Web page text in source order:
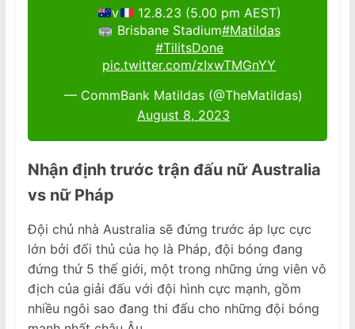
v
12.8.23 (5.00 pm AEST)
Brisbane Stadium#Matildas
#TilitsDone
pic.twitter.com/zIxwTMGnYY
— CommBank Matildas (@TheMatildas)
August 8, 2023
Nhận định trước trận đấu nữ Australia
vs nữ Pháp
Đội chủ nhà Australia sẽ đứng trước áp lực cực
lớn bởi đối thủ của họ là Pháp, đội bóng đang
đứng thứ 5 thế giới, một trong những ứng viên vô
địch của giải đấu với đội hình cực mạnh, gồm
nhiều ngôi sao đang thi đấu cho những đội bóng